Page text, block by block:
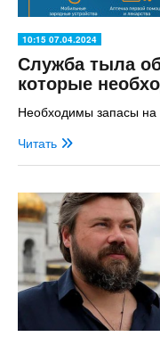
10:15 07.04.2024
Служба тыла
которые
Необходимы запасы на
Читать